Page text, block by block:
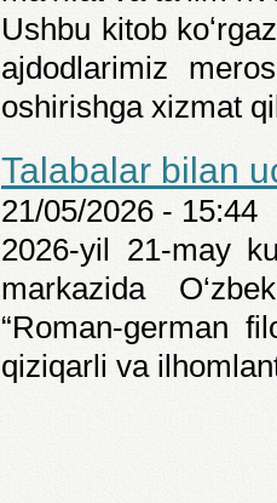
Ushbu kitob
ajdodlarimiz
oshirishga xizmat
Talabalar bilan
21/05/2026 - 15:44
2026-yil 21-may
markazida
“Roman-german
qiziqarli va